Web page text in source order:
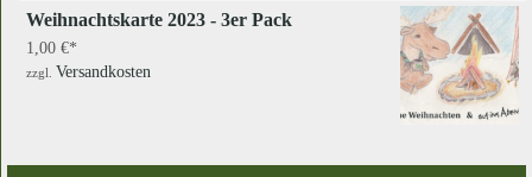
Weihnachtskarte 2023 - 3er Pack
1,00 €
zzgl. Versandkosten